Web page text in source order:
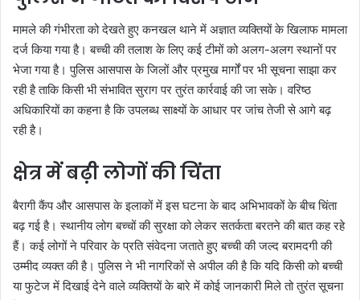
मामले की गंभीरता को देखते हुए कनखल थाने में अज्ञात व्यक्तियों के खिलाफ मामला
दर्ज किया गया है। बच्ची की तलाश के लिए कई टीमों को अलग-अलग स्थानों पर
भेजा गया है। पुलिस आसपास के जिलों और प्रमुख मार्गों पर भी सूचना साझा कर
रही है ताकि किसी भी संभावित सुराग पर तुरंत कार्रवाई की जा सके। वरिष्ठ
अधिकारियों का कहना है कि उपलब्ध साक्ष्यों के आधार पर जांच तेजी से आगे बढ़
रही है।
क्षेत्र में बढ़ी लोगों की चिंता
बैरागी कैंप और आसपास के इलाकों में इस घटना के बाद अभिभावकों के बीच चिंता
बढ़ गई है। स्थानीय लोग बच्चों की सुरक्षा को लेकर सतर्कता बरतने की बात कह रहे
हैं। कई लोगों ने परिवार के प्रति संवेदना जताते हुए बच्ची की जल्द बरामदगी की
उम्मीद व्यक्त की है। पुलिस ने भी नागरिकों से अपील की है कि यदि किसी को बच्ची
या फुटेज में दिखाई देने वाले व्यक्तियों के बारे में कोई जानकारी मिले तो तुरंत सूचना